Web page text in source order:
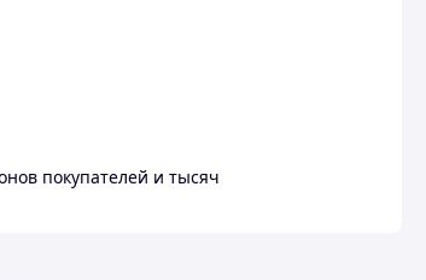
покупателей и тысяч